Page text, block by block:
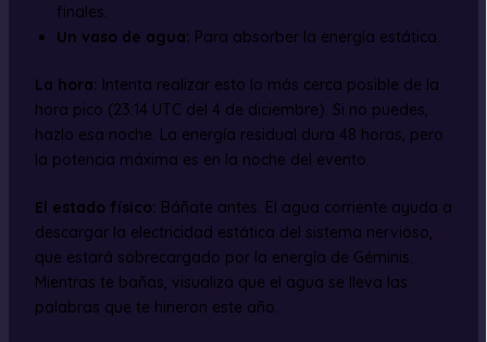
finales.
Un vaso de agua: Para absorber la energía estática.
La hora: Intenta realizar esto lo más cerca posible de la
hora pico (23:14 UTC del 4 de diciembre). Si no puedes,
hazlo esa noche. La energía residual dura 48 horas, pero
la potencia máxima es en la noche del evento.
El estado físico: Báñate antes. El agua corriente ayuda a
descargar la electricidad estática del sistema nervioso,
que estará sobrecargado por la energía de Géminis.
Mientras te bañas, visualiza que el agua se lleva las
palabras que te hirieron este año.